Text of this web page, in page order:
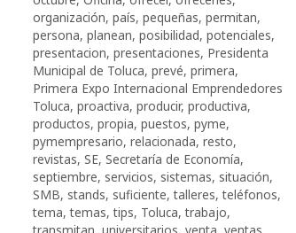
organización, país, pequeñas, permitan,
persona, planean, posibilidad, potenciales,
presentacion, presentaciones, Presidenta
Municipal de Toluca, prevé, primera,
Primera Expo Internacional Emprendedores
Toluca, proactiva, producir, productiva,
productos, propia, puestos, pyme,
pymempresario, relacionada, resto,
revistas, SE, Secretaría de Economía,
septiembre, servicios, sistemas, situación,
SMB, stands, suficiente,talleres,teléfonos,
tema,temas,tips, Toluca,trabajo,